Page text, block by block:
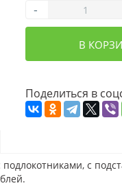
-
В
Поделиться в
с